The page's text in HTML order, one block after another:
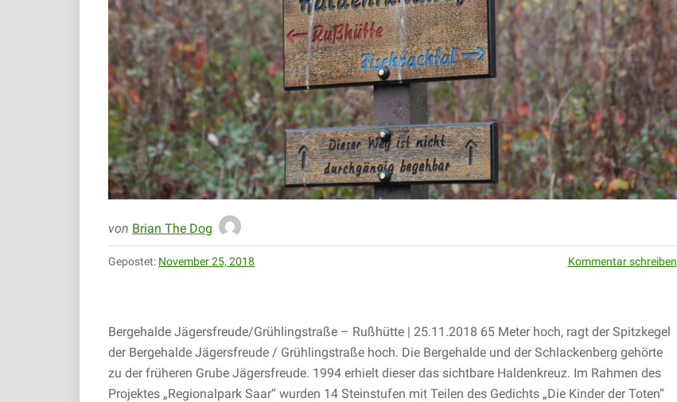
von Brian The Dog
Gepostet: November 25, 2018 Kommentar schreiben
Bergehalde Jägersfreude/Grühlingstraße – Rußhütte | 25.11.2018 65 Meter hoch, ragt der Spitzkegel
der Bergehalde Jägersfreude / Grühlingstraße hoch. Die Bergehalde und der Schlackenberg gehörte
zu der früheren Grube Jägersfreude. 1994 erhielt dieser das sichtbare Haldenkreuz. Im Rahmen des
Projektes „Regionalpark Saar“ wurden 14 Steinstufen mit Teilen des Gedichts „Die Kinder der Toten“